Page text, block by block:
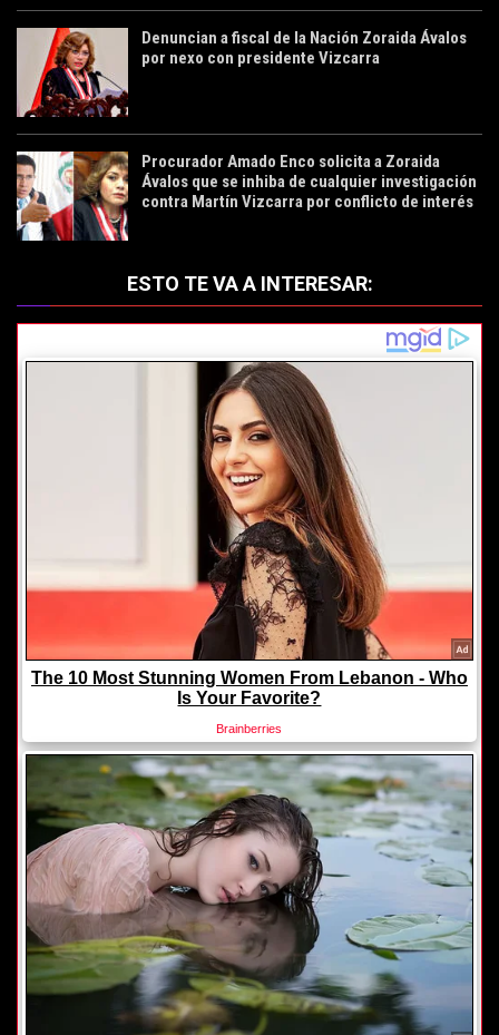
Denuncian a fiscal de la Nación Zoraida Ávalos
por nexo con presidente Vizcarra
Procurador Amado Enco solicita a Zoraida
Ávalos que se inhiba de cualquier investigación
contra Martín Vizcarra por conflicto de interés
ESTO TE VA A INTERESAR: